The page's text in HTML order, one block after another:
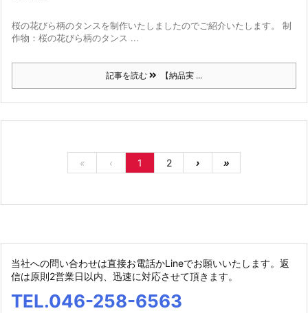
桜の花びら柄のタンスを制作いたしましたのでご紹介いたします。 制
作物：桜の花びら柄のタンス ...
記事を読む 【納品実 ...
« ‹ 1 2 › »
当社への問い合わせは直接お電話かLineでお願いいたします。返
信は原則2営業日以内、迅速に対応させて頂きます。
TEL.046-258-6563